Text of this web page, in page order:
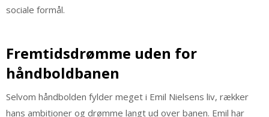
sociale formål.
Fremtidsdrømme uden for
håndboldbanen
Selvom håndbolden fylder meget i Emil Nielsens liv, rækker
hans ambitioner og drømme langt ud over banen. Emil har